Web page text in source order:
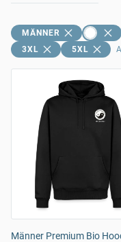
MÄNNER
3XL
5XL
Männer Premium Bio